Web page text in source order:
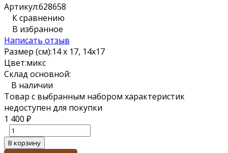
Артикул:628658
К сравнению
В избранное
Написать отзыв
Размер (см):14 х 17, 14х17
Цвет:микс
Склад основной:
В наличии
Товар с выбранным набором характеристик
недоступен для покупки
1 400 ₽
В корзину